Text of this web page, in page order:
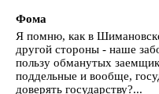
Фома
Я помню, как в Шимановске
другой стороны - наше
пользу обманутых
поддельные и вообще,
доверять государству?...